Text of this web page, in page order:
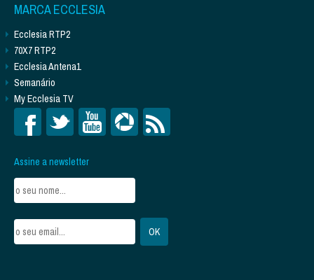
MARCA ECCLESIA
Ecclesia RTP2
70X7 RTP2
Ecclesia Antena1
Semanário
My Ecclesia TV
Assine a newsletter